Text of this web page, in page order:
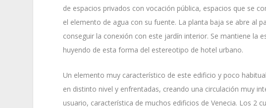
de espacios privados con vocación pública, espacios que se
el elemento de agua con su fuente. La planta baja se abre al
conseguir la conexión con este jardín interior. Se mantiene la
huyendo de esta forma del estereotipo de hotel urbano.
Un elemento muy característico de este edificio y poco
en distinto nivel y enfrentadas, creando una circulación muy
usuario, característica de muchos edificios de Venecia. Los 2